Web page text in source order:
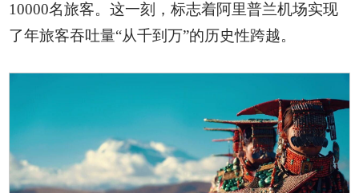
10000名旅客。这一刻，标志着阿里普兰机场实现
了年旅客吞吐量“从千到万”的历史性跨越。